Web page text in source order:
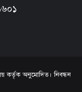
কর্তৃক অনুমোদিত। নিবন্ধন